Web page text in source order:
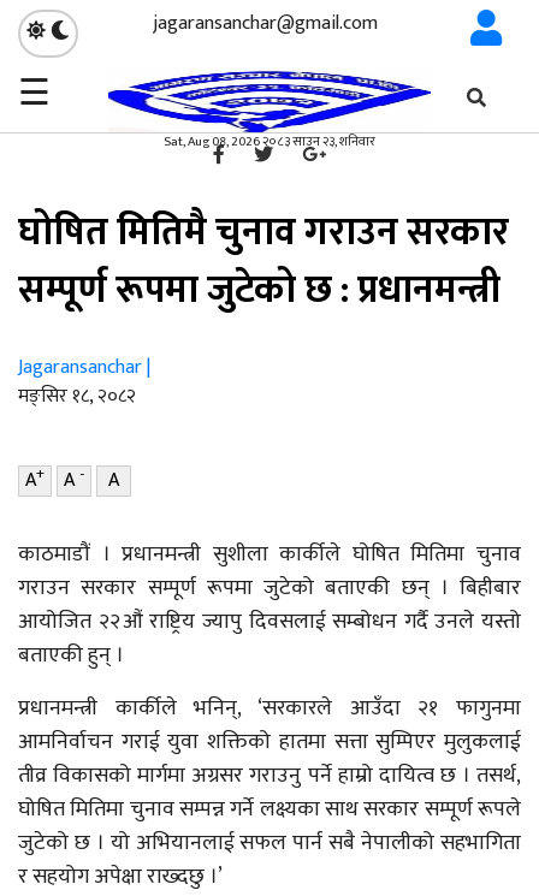
jagaransanchar@gmail.com
☰
Sat, Aug 08, 2026 २०८३ साउन २३, शनिवार
×
गृहपृष्ठ राजनीति
राजनीति
घोषित मितिमै चुनाव गराउन सरकार
सम्पूर्ण रूपमा जुटेको छ : प्रधानमन्त्री
Jagaransanchar |
मङ्सिर १८, २०८२
A+ A- A
काठमाडौं । प्रधानमन्त्री सुशीला कार्कीले घोषित मितिमा चुनाव
गराउन सरकार सम्पूर्ण रूपमा जुटेको बताएकी छन् । बिहीबार
आयोजित २२औं राष्ट्रिय ज्यापु दिवसलाई सम्बोधन गर्दै उनले यस्तो
बताएकी हुन् ।
प्रधानमन्त्री कार्कीले भनिन्, ‘सरकारले आउँदा २१ फागुनमा
आमनिर्वाचन गराई युवा शक्तिको हातमा सत्ता सुम्पिएर मुलुकलाई
तीव्र विकासको मार्गमा अग्रसर गराउनु पर्ने हाम्रो दायित्व छ । तसर्थ,
घोषित मितिमा चुनाव सम्पन्न गर्ने लक्ष्यका साथ सरकार सम्पूर्ण रूपले
जुटेको छ । यो अभियानलाई सफल पार्न सबै नेपालीको सहभागिता
र सहयोग अपेक्षा राख्दछु ।’